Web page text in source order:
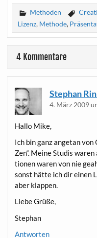
Methoden
Lizenz, Methode,
4 Kommentare
Stephan
4. März 2009
Hal­lo Mike,
Ich bin ganz ange­tan von
Zen“. Mei­ne Stu­dis
tio­nen waren von nie
sonst hät­te ich dir einen
aber klappen.
Lie­be Grüße,
Ste­phan
Antworten